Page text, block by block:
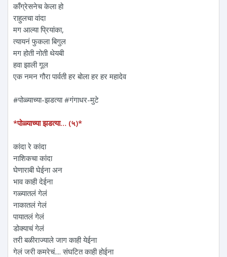
काँग्रेसनेच केला हो
राहुलचा वांदा
मग आल्या प्रियांका,
त्यायनं फुकला बिगुल
मग होती नोती थेयबी
हवा झाली गूल
एक नमन‌ गौरा पार्वती हर बोला हर हर महादेव
#पोळ्याच्या-झडत्या #गंगाधर-मुटे
*पोळ्याच्या झडत्या… (५)*
कांदा रे कांदा
नाशिकचा कांदा
घेणाराबी घेईना अन
भाव काही देईना
गळ्यातलं गेलं
नाकातलं गेलं
पायातलं गेलं
डोक्याचं गेलं
तरी बळीराज्याले जाग काही येईना
गेलं जरी कमरेचं.... संघटित काही होईना